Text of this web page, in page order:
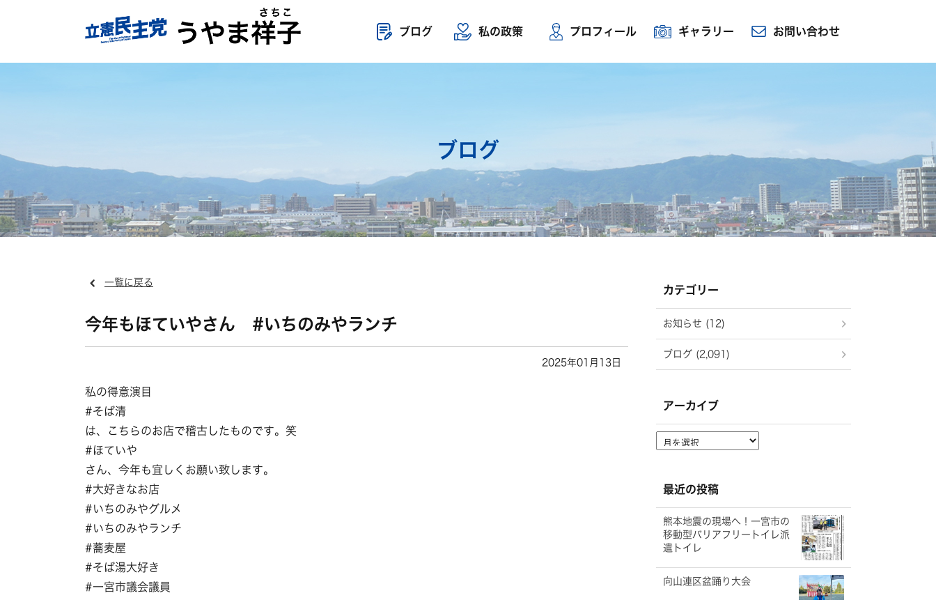
ブログ 私の政策 プロフィール ギャラリー お問い合わせ
ブログ
一覧に戻る
今年もほていやさん #いちのみやランチ
2025年01月13日
私の得意演目
#そば清
は、こちらのお店で稽古したものです。笑
#ほていや
さん、今年も宜しくお願い致します。
#大好きなお店
#いちのみやグルメ
#いちのみやランチ
#蕎麦屋
#そば湯大好き
#一宮市議会議員
カテゴリー
お知らせ (12)
ブログ (2,091)
アーカイブ
ア
ー
ブ
最近の投稿
熊本地震の現場へ！一宮市の
移動型バリアフリートイレ派
遣トイレ
向山連区盆踊り大会